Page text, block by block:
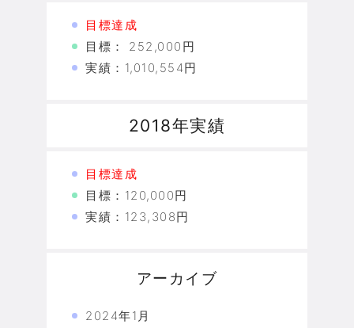
目標達成
目標： 252,000円
実績：1,010,554円
2018年実績
目標達成
目標：120,000円
実績：123,308円
アーカイブ
2024年1月